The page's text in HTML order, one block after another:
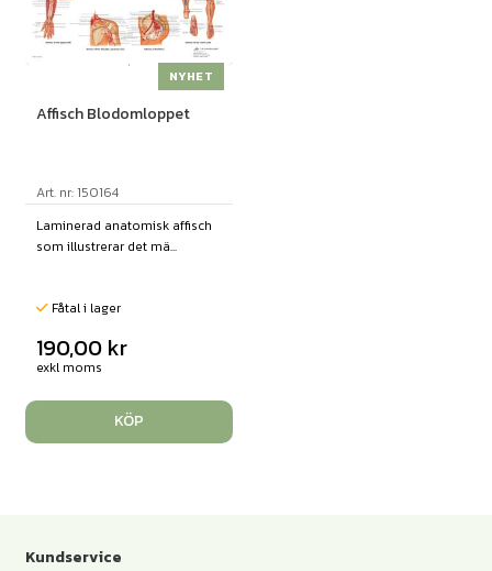
Affisch Blodomloppet
NYHET
Art. nr: 150164
Laminerad anatomisk affisch
som illustrerar det mä...
Fåtal i lager
190,00 kr
exkl moms
KÖP
Kundservice